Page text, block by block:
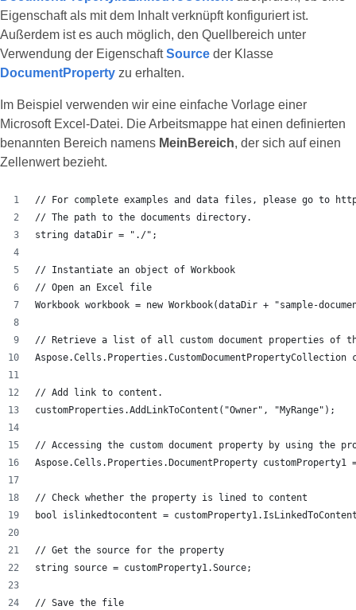
Eigenschaft als mit dem Inhalt verknüpft konfiguriert ist.
Außerdem ist es auch möglich, den Quellbereich unter
Verwendung der EigenschaftSource der Klasse
DocumentProperty zu erhalten.
Im Beispiel verwenden wir eine einfache Vorlage einer
Microsoft Excel-Datei. Die Arbeitsmappe hat einen definierten
benannten Bereich namens MeinBereich, der sich auf einen
Zellenwert bezieht.
// For complete examples and data files, please go to
// The path to the documents directory.
string dataDir = "./";
// Instantiate an object of Workbook
// Open an Excel file
Workbook workbook = new Workbook(dataDir + "sample-
// Retrieve a list of all custom document properties of
Aspose.Cells.Properties.CustomDocumentPropertyCollection
// Add link to content.
customProperties.AddLinkToContent("Owner", "MyRange");
// Accessing the custom document property by using the
Aspose.Cells.Properties.DocumentProperty
// Check whether the property is lined to content
bool islinkedtocontent =
// Get the source for the property
string source = customProperty1.Source;
// Save the file